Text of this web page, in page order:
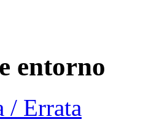
entorno
/ Errata